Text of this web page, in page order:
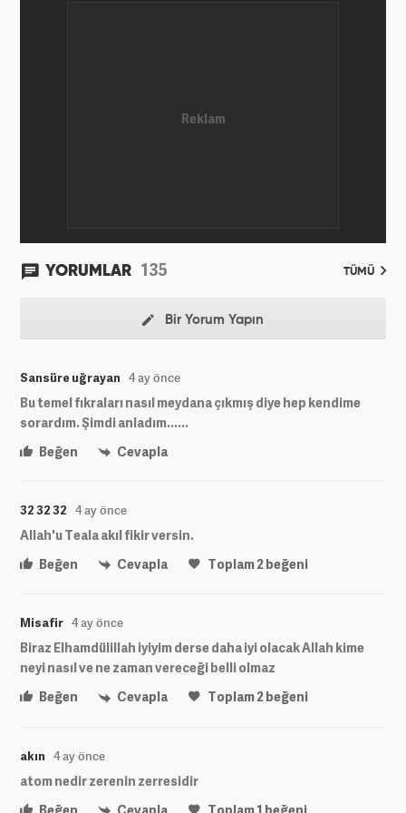
YORUMLAR 135 TÜMÜ
Bir Yorum Yapın
Sansüre uğrayan 4 ay önce
Bu temel fıkraları nasıl meydana çıkmış diye hep kendime
sorardım. Şimdi anladım......
Beğen
Cevapla
32 32 32 4 ay önce
Allah'u Teala akıl fikir versin.
Beğen
Cevapla Toplam2beğeni
Misafir 4 ay önce
Biraz Elhamdülillah iyiyim derse daha iyi olacak Allah kime
neyi nasıl ve ne zaman vereceği belli olmaz
Beğen
Cevapla Toplam2beğeni
akın 4 ay önce
atom nedir zerenin zerresidir
Beğen
Cevapla Toplam1 beğeni